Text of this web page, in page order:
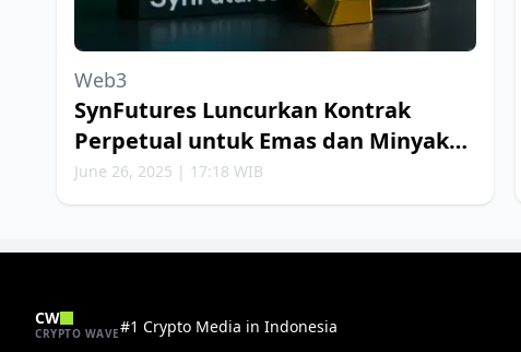
Web3
SynFutures Luncurkan Kontrak
Perpetual untuk Emas dan Minyak
Bumi
June 26, 2025 | 17:18 WIB
CW
CRYPTO WAVE#1 Crypto Media in Indonesia